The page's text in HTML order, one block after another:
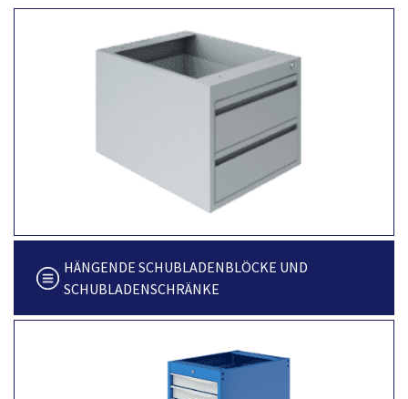
HÄNGENDE SCHUBLADENBLÖCKE UND
SCHUBLADENSCHRÄNKE